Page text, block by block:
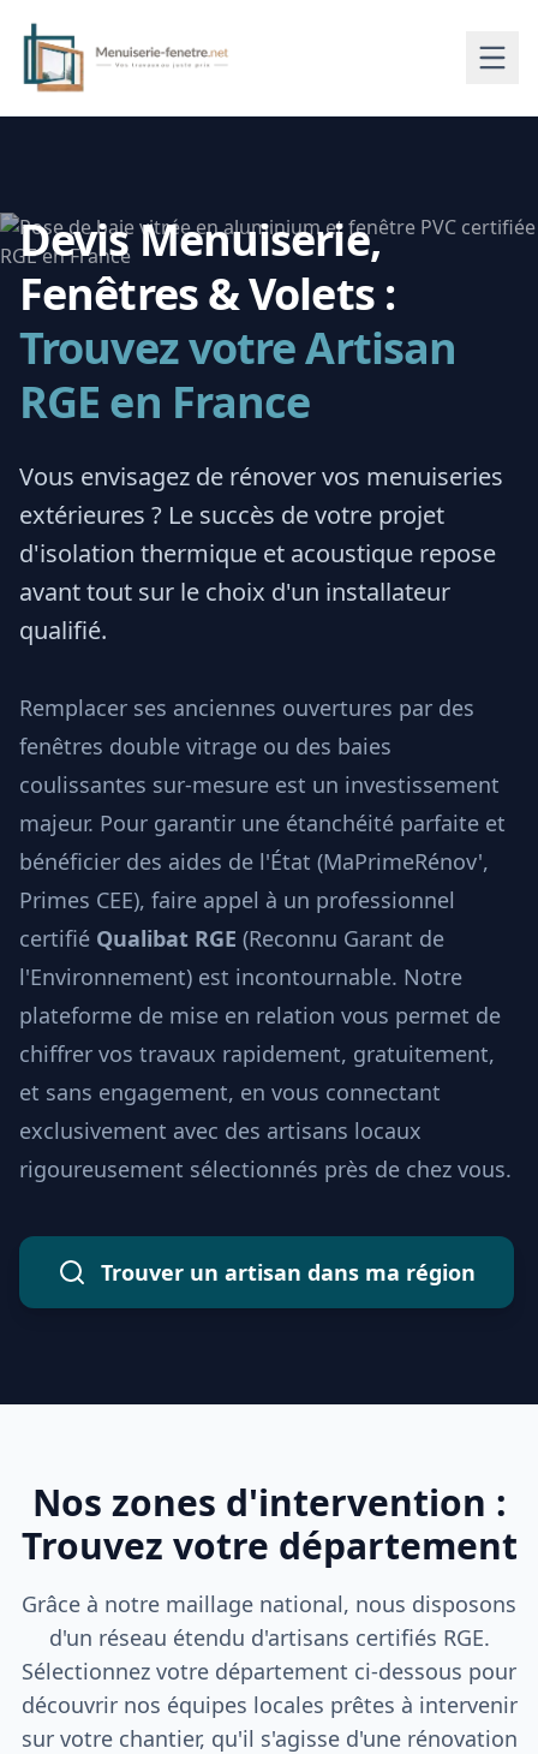
Devis Menuiserie,
Fenêtres & Volets :
Trouvez votre Artisan
RGE en France
Vous envisagez de rénover vos menuiseries
extérieures ? Le succès de votre projet
d'isolation thermique et acoustique repose
avant tout sur le choix d'un installateur
qualifié.
Remplacer ses anciennes ouvertures par des
fenêtres double vitrage ou des baies
coulissantes sur-mesure est un investissement
majeur. Pour garantir une étanchéité parfaite et
bénéficier des aides de l'État (MaPrimeRénov',
Primes CEE), faire appel à un professionnel
certifié Qualibat RGE (Reconnu Garant de
l'Environnement) est incontournable. Notre
plateforme de mise en relation vous permet de
chiffrer vos travaux rapidement, gratuitement,
et sans engagement, en vous connectant
exclusivement avec des artisans locaux
rigoureusement sélectionnés près de chez vous.
Trouver un artisan dans ma région
Nos zones d'intervention :
Trouvez votre département
Grâce à notre maillage national, nous disposons
d'un réseau étendu d'artisans certifiés RGE.
Sélectionnez votre département ci-dessous pour
découvrir nos équipes locales prêtes à intervenir
sur votre chantier, qu'il s'agisse d'une rénovation